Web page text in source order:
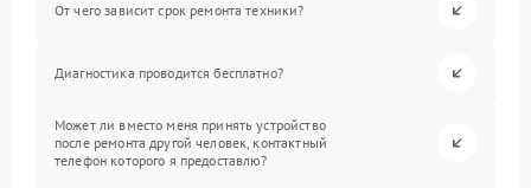
От чего зависит срок ремонта техники?
Диагностика проводится бесплатно?
Может ли вместо меня принять устройство
после ремонта другой человек, контактный
телефон которого я предоставлю?